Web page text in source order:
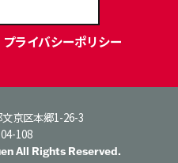
プライバシーポリシー
京区本郷1-26-3
108
All Rights Reserved.